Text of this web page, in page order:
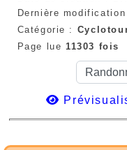
Dernière
Catégorie :
Page lue 11303 fois